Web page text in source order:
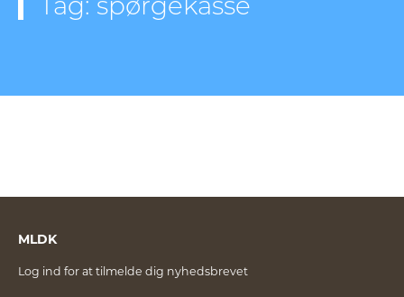
MLDK
Log ind for at tilmelde dig nyhedsbrevet